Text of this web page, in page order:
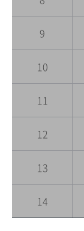
9
10
11
12
13
14